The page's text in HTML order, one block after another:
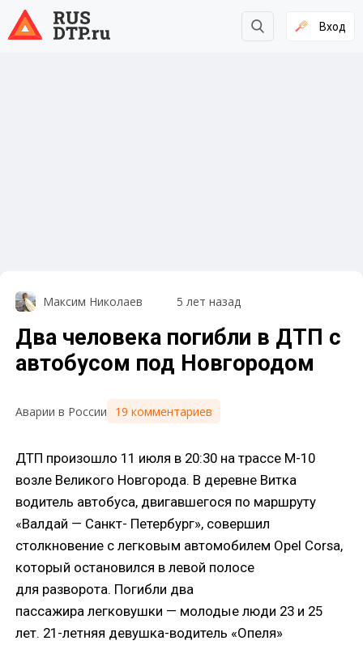
Вход
Максим Николаев 5 лет назад
Два человека погибли в ДТП с
автобусом под Новгородом
Аварии в России 19 комментариев
ДТП произошло 11 июля в 20:30 на трассе М-10
возле Великого Новгорода. В деревне Витка
водитель автобуса, двигавшегося по маршруту
«Валдай — Санкт- Петербург», совершил
столкновение с легковым автомобилем Opel Corsa,
который остановился в левой полосе
для разворота. Погибли два
пассажира легковушки — молодые люди 23 и 25
лет. 21-летняя девушка-водитель «Опеля»